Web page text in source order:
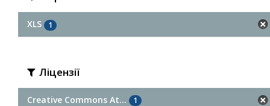
XLS 1
Ліцензії
Creative Commons At... 1